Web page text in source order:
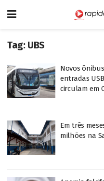
Tag: UBS
Novos
entradas
circulam em
Em três
milhões na